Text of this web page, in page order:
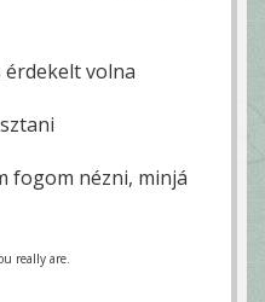
érdekelt volna
fogom nézni, minjá
really are.